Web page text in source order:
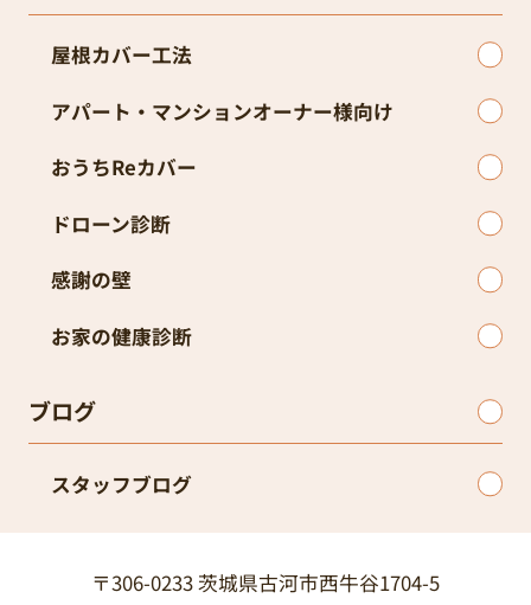
屋根カバー工法
アパート・マンションオーナー様向け
おうちReカバー
ドローン診断
感謝の壁
お家の健康診断
ブログ
スタッフブログ
〒306-0233 茨城県古河市西牛谷1704-5